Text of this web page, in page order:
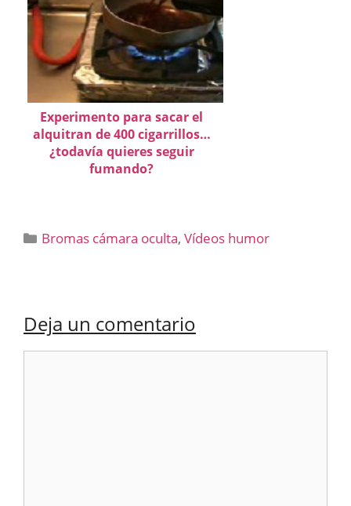
Experimento para sacar el
alquitran de 400 cigarrillos…
¿todavía quieres seguir
fumando?
Categorías
Bromas cámara oculta,Vídeos humor
Deja un comentario